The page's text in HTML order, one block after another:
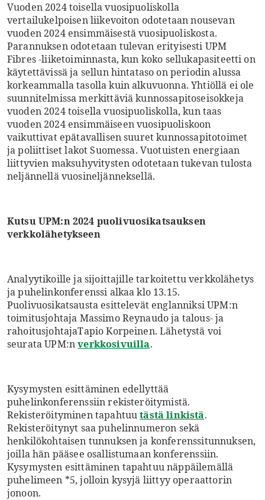
Vuoden 2024 toisella vuosipuoliskolla
vertailukelpoisen liikevoiton odotetaan nousevan
vuoden 2024 ensimmäisestä vuosipuoliskosta.
Parannuksen odotetaan tulevan erityisesti UPM
Fibres -liiketoiminnasta, kun koko sellukapasiteetti on
käytettävissä ja sellun hintataso on periodin alussa
korkeammalla tasolla kuin alkuvuonna. Yhtiöllä ei ole
suunnitelmissa merkittäviä kunnossapitoseisokkeja
vuoden 2024 toisella vuosipuoliskolla, kun taas
vuoden 2024 ensimmäiseen vuosipuoliskoon
vaikuttivat epätavallisen suuret kunnossapitotoimet
ja poliittiset lakot Suomessa. Vuotuisten energiaan
liittyvien maksuhyvitysten odotetaan tukevan tulosta
neljännellä vuosineljänneksellä.
Kutsu UPM:n 2024 puolivuosikatsauksen
verkkolähetykseen
Analyytikoille ja sijoittajille tarkoitettu verkkolähetys
ja puhelinkonferenssi alkaa klo 13.15.
Puolivuosikatsausta esittelevät englanniksi UPM:n
toimitusjohtaja Massimo Reynaudo ja talous- ja
rahoitusjohtajaTapio Korpeinen. Lähetystä voi
seurata UPM:nverkkosivuilla.
Kysymysten esittäminen edellyttää
puhelinkonferenssiin rekisteröitymistä.
Rekisteröityminen tapahtuutästä linkistä.
Rekisteröitynyt saa puhelinnumeron sekä
henkilökohtaisen tunnuksen ja konferenssitunnuksen,
joilla hän pääsee osallistumaan konferenssiin.
Kysymysten esittäminen tapahtuu näppäilemällä
puhelimeen *5, jolloin kysyjä liittyy operaattorin
jonoon.